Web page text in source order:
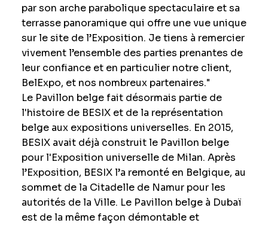
par son arche parabolique spectaculaire et sa
terrasse panoramique qui offre une vue unique
sur le site de l’Exposition. Je tiens à remercier
vivement l’ensemble des parties prenantes de
leur confiance et en particulier notre client,
BelExpo, et nos nombreux partenaires."
Le Pavillon belge fait désormais partie de
l'histoire de BESIX et de la représentation
belge aux expositions universelles. En 2015,
BESIX avait déjà construit le Pavillon belge
pour l'Exposition universelle de Milan. Après
l’Exposition, BESIX l’a remonté en Belgique, au
sommet de la Citadelle de Namur pour les
autorités de la Ville. Le Pavillon belge à Dubaï
est de la même façon démontable et